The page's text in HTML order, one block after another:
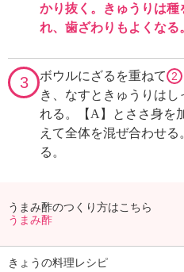
かり抜く。きゅうりは種
れ、歯ざわりもよくなる
3 ボウルにざるを重ねて 2
き、なすときゅうりは
れる。【A】とささ身を
えて全体を混ぜ合わせ
る。
うまみ酢のつくり方はこちら
うまみ酢
きょうの料理レシピ